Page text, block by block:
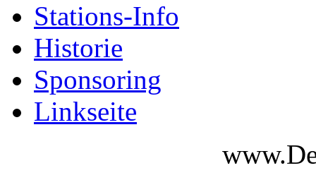
Stations-Info
Historie
Sponsoring
Linkseite